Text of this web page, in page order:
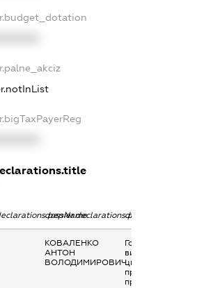
dossier.declarations.personName
КОВАЛЕНКО
АНТОН
ВОЛОДИМИРОВИЧ
Гонорари та інші
виплати згідно з
цивільно-
правовим
правочинами